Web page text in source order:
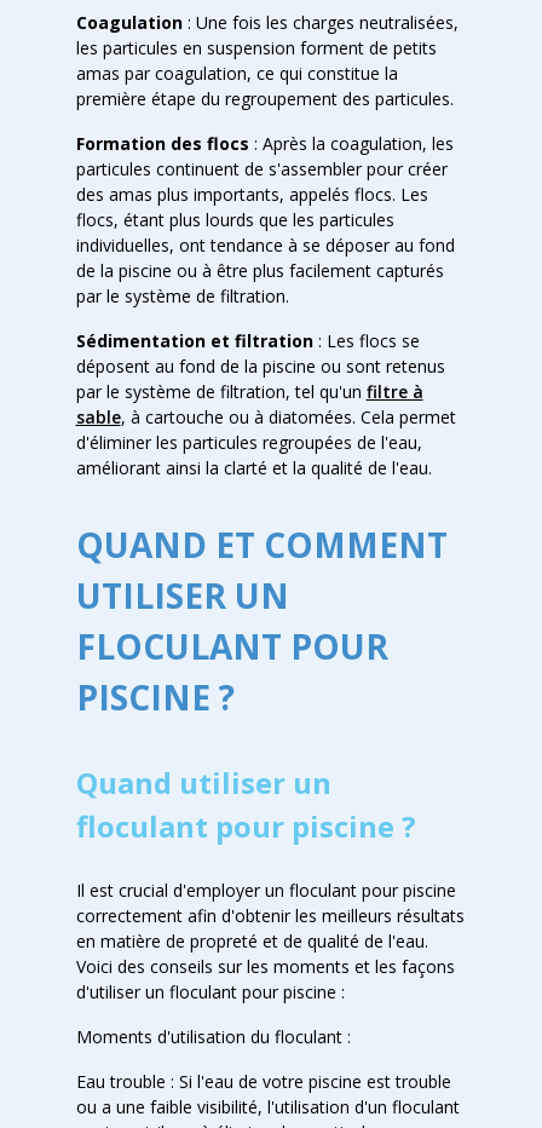
Coagulation: Une fois les charges neutralisées,
les particules en suspension forment de petits
amas par coagulation, ce qui constitue la
première étape du regroupement des particules.
Formation des flocs : Après la coagulation, les
particules continuent de s'assembler pour créer
des amas plus importants, appelés flocs. Les
flocs, étant plus lourds que les particules
individuelles, ont tendance à se déposer au fond
de la piscine ou à être plus facilement capturés
par le système de filtration.
Sédimentation et filtration: Les flocs se
déposent au fond de la piscine ou sont retenus
par le système de filtration, tel qu'un filtre à
sable, à cartouche ou à diatomées. Cela permet
d'éliminer les particules regroupées de l'eau,
améliorant ainsi la clarté et la qualité de l'eau.
QUAND ET COMMENT
UTILISER UN
FLOCULANT POUR
PISCINE ?
Quand utiliser un
floculant pour piscine ?
Il est crucial d'employer un floculant pour piscine
correctement afin d'obtenir les meilleurs résultats
en matière de propreté et de qualité de l'eau.
Voici des conseils sur les moments et les façons
d'utiliser un floculant pour piscine :
Moments d'utilisation du floculant :
Eau trouble : Si l'eau de votre piscine est trouble
ou a une faible visibilité, l'utilisation d'un floculant